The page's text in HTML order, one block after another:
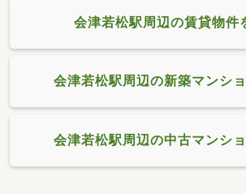
会津若松駅周辺の賃貸物件
会津若松駅周辺の新築マンシ
会津若松駅周辺の中古マンシ